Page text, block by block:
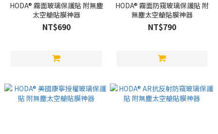
HODA® 霧面玻璃保護貼 附無塵
太空艙貼膜神器
NT$690
HODA® 霧面防窺玻璃保護貼 附
無塵太空艙貼膜神器
NT$790